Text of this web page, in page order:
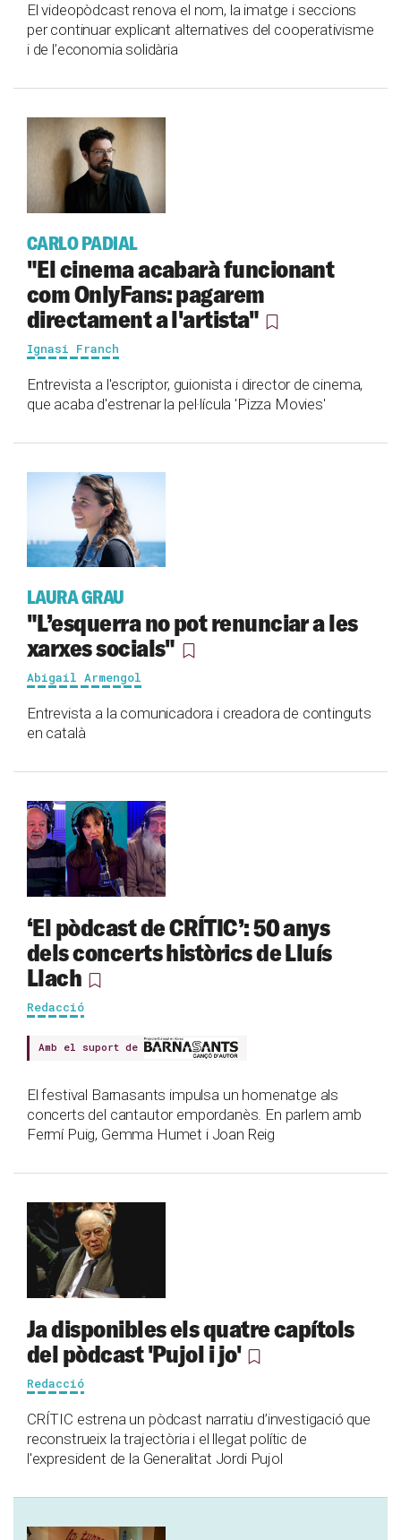
El videopòdcast renova el nom, la imatge i seccions
per continuar explicant alternatives del cooperativisme
i de l’economia solidària
CARLO PADIAL
"El cinema acabarà funcionant
com OnlyFans: pagarem
directament a l'artista"
Ignasi Franch
Entrevista a l'escriptor, guionista i director de cinema,
que acaba d'estrenar la pel·lícula 'Pizza Movies'
LAURA GRAU
"L’esquerra no pot renunciar a les
xarxes socials"
Abigail Armengol
Entrevista a la comunicadora i creadora de continguts
en català
‘El pòdcast de CRÍTIC’: 50 anys
dels concerts històrics de Lluís
Llach
Redacció
Amb el suport de
El festival Barnasants impulsa un homenatge als
concerts del cantautor empordanès. En parlem amb
Fermí Puig, Gemma Humet i Joan Reig
Ja disponibles els quatre capítols
del pòdcast 'Pujol i jo'
Redacció
CRÍTIC estrena un pòdcast narratiu d’investigació que
reconstrueix la trajectòria i el llegat polític de
l'expresident de la Generalitat Jordi Pujol